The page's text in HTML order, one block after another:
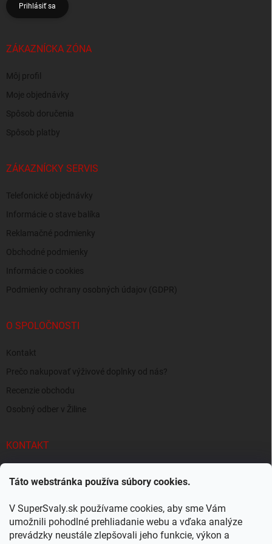
Táto webstránka používa súbory cookies.
V SuperSvaly.sk používame cookies, aby sme Vám
umožnili pohodlné prehliadanie webu a vďaka analýze
prevádzky neustále zlepšovali jeho funkcie, výkon a
Prihlásiť sa
ZÁKAZNÍCKA ZÓNA
Môj profil
Moje objednávky
Spôsob doručenia
Spôsob platby
ZÁKAZNÍCKY SERVIS
Telefonické objednávky
Informácie o stave balíka
Reklamačné podmienky
Obchodné podmienky
Informácie o cookies
Podmienky ochrany osobných údajov (GDPR)
O SPOLOČNOSTI
Kontakt
Prečo nakupovať výživové doplnky od nás?
Recenzie obchodu
Osobný odber v Žiline
KONTAKT
SuperSvaly.sk - doplnky výživy